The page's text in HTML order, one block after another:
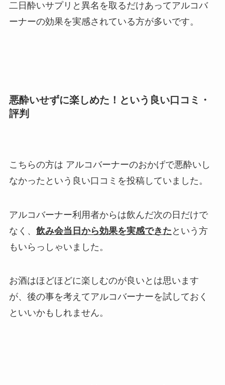
二日酔いサプリと異名を取るだけあってアルコバ
ーナーの効果を実感されている方が多いです。
悪酔いせずに楽しめた！という良い口コミ・
評判
こちらの方は アルコバーナーのおかげで悪酔いし
なかったという良い口コミを投稿していました。
アルコバーナー利用者からは飲んだ次の日だけで
なく、 飲み会当日から効果を実感できた という方
もいらっしゃいました。
お酒はほどほどに楽しむのが良いとは思います
が、後の事を考えてアルコバーナーを試しておく
といいかもしれません。